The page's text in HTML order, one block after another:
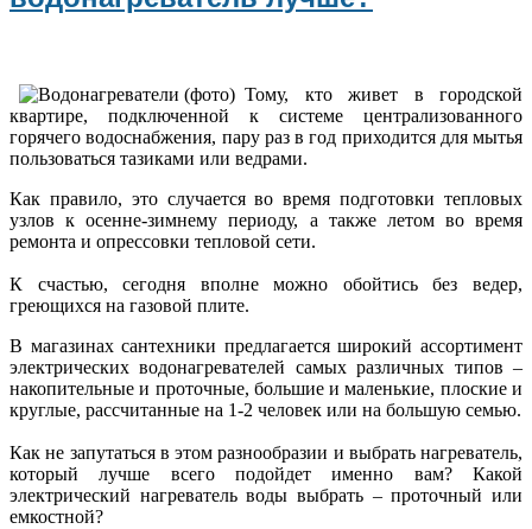
Тому, кто живет в городской
квартире, подключенной к системе централизованного
горячего водоснабжения, пару раз в год приходится для мытья
пользоваться тазиками или ведрами.
Как правило, это случается во время подготовки тепловых
узлов к осенне-зимнему периоду, а также летом во время
ремонта и опрессовки тепловой сети.
К счастью, сегодня вполне можно обойтись без ведер,
греющихся на газовой плите.
В магазинах сантехники предлагается широкий ассортимент
электрических водонагревателей самых различных типов –
накопительные и проточные, большие и маленькие, плоские и
круглые, рассчитанные на 1-2 человек или на большую семью.
Как не запутаться в этом разнообразии и выбрать нагреватель,
который лучше всего подойдет именно вам? Какой
электрический нагреватель воды выбрать – проточный или
емкостной?